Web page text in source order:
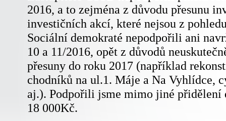
2016, a to zejména z důvodu přesunu
investičních akcí, které nejsou z
Sociální demokraté nepodpořili ani
10 a 11/2016, opět z důvodů
přesuny do roku 2017 (například
chodníků na ul.1. Máje a Na Vyhlídce,
aj.). Podpořili jsme mimo jiné přidělení
18 000Kč.